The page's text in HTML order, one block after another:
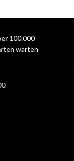
100.000
warten